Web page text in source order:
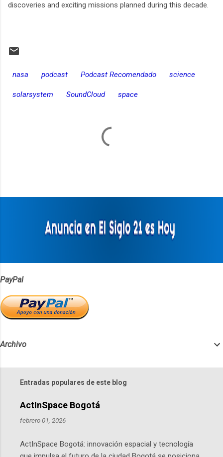
discoveries and exciting missions planned during this decade.​
nasa podcast Podcast Recomendado science
solarsystem SoundCloud space
PayPal
Archivo
Entradas populares de este blog
ActInSpace Bogotá
febrero 01, 2026
ActInSpace Bogotá: innovación espacial y tecnología